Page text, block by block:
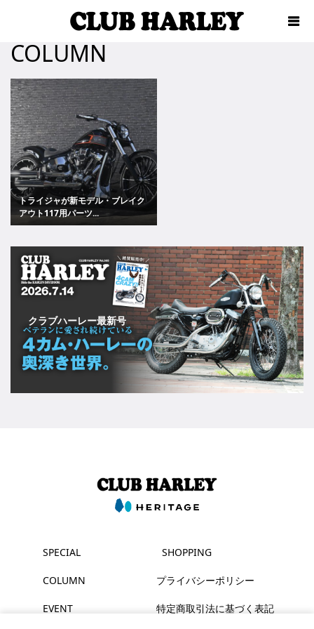
COLUMN
トライジャが新モデル・ブレイク
アウト117用パーツ...
クラブハーレー最新号
SPECIAL
COLUMN
EVENT
SHOPPING
プライバシーポリシー
特定商取引法に基づく表記